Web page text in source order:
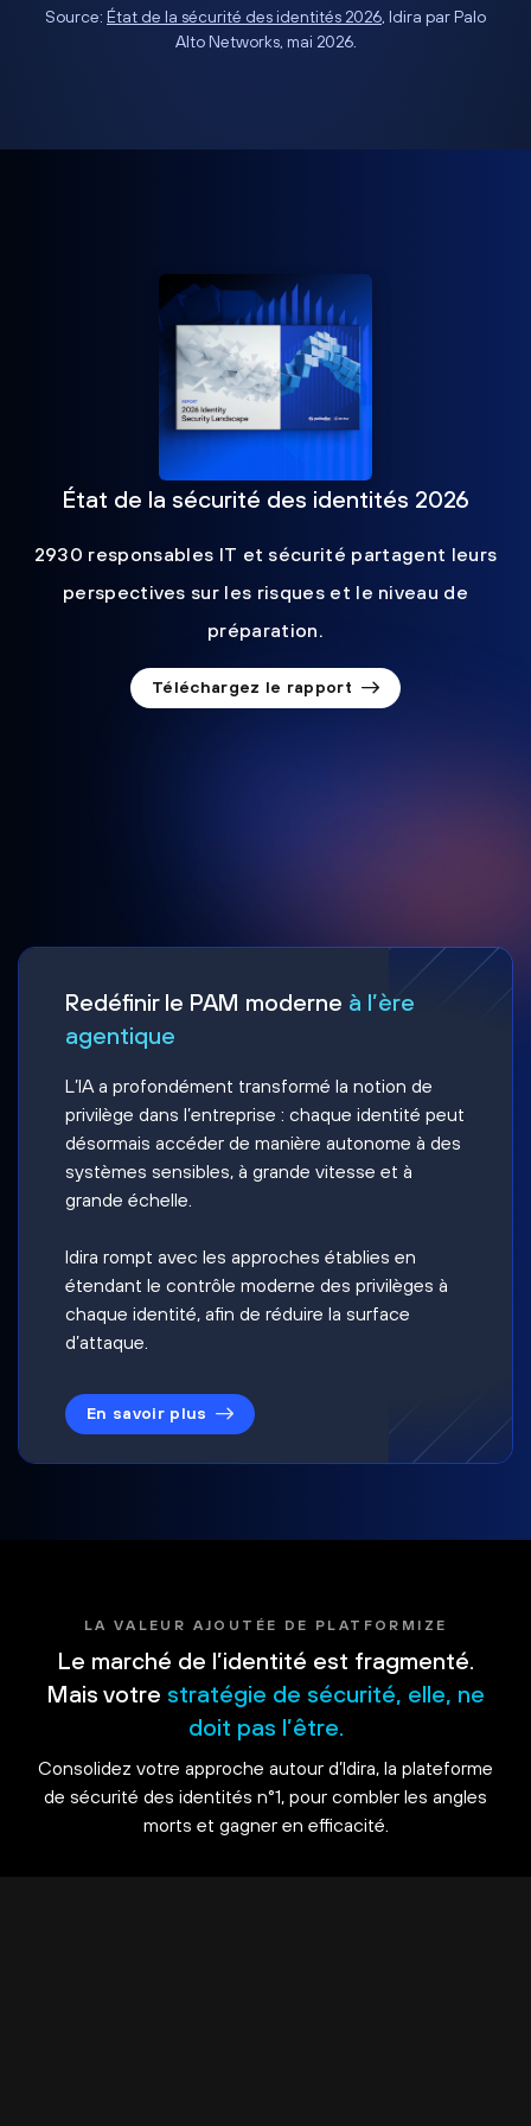
Source: État de la sécurité des identités 2026, Idira par Palo
Alto Networks, mai 2026.
État de la sécurité des identités 2026
2930 responsables IT et sécurité partagent leurs
perspectives sur les risques et le niveau de
préparation.
Téléchargez le rapport
Redéfinir le PAM moderne à l’ère
agentique
L’IA a profondément transformé la notion de
privilège dans l’entreprise : chaque identité peut
désormais accéder de manière autonome à des
systèmes sensibles, à grande vitesse et à
grande échelle.
Idira rompt avec les approches établies en
étendant le contrôle moderne des privilèges à
chaque identité, afin de réduire la surface
d’attaque.
En savoir plus
LA VALEUR AJOUTÉE DE PLATFORMIZE
Le marché de l’identité est fragmenté.
Mais votre stratégie de sécurité, elle, ne
doit pas l’être.
Consolidez votre approche autour d’Idira, la plateforme
de sécurité des identités n°1, pour combler les angles
morts et gagner en efficacité.